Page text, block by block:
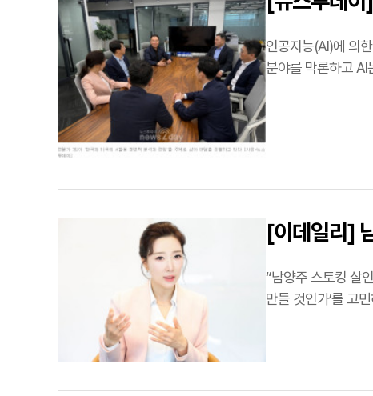
인공지능(AI)에 의
분야를 막론하고 AI
[이데일리]
“남양주 스토킹 살
만들 것인가’를 고민하기